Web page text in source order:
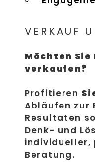
VERKAUF
Möchten
verkaufen?
Profitieren
Abläufen zur
Resultaten
Denk- und
individueller,
Beratung.